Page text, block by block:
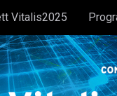
Vitalis2025